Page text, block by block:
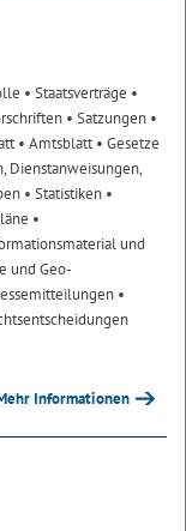
• Staatsverträge •
• Satzungen •
• Amtsblatt• Gesetze
Dienstanweisungen,
• Statistiken •
•
und
und Geo-
•
Informationen